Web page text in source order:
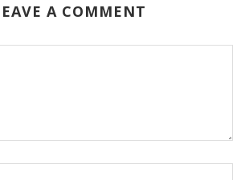
A COMMENT